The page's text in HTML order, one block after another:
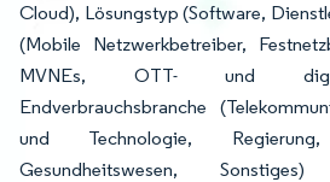
Cloud), Lösungstyp (Software,
(Mobile Netzwerkbetreiber,
MVNEs, OTT- und
Endverbrauchsbranche
und Technologie,
Gesundheitswesen,